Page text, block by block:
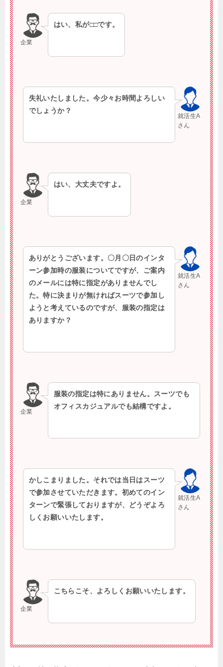
企業
はい、私が□□です。
就活生A
さん
失礼いたしました。今少々お時間よろしい
でしょうか？
企業
はい、大丈夫ですよ。
就活生A
さん
ありがとうございます。〇月〇日のインタ
ーン参加時の服装についてですが、ご案内
のメールには特に指定がありませんでし
た。特に決まりが無ければスーツで参加し
ようと考えているのですが、服装の指定は
ありますか？
企業
服装の指定は特にありません。スーツでも
オフィスカジュアルでも結構ですよ。
就活生A
さん
かしこまりました。それでは当日はスーツ
で参加させていただきます。初めてのイン
ターンで緊張しておりますが、どうぞよろ
しくお願いいたします。
企業
こちらこそ、よろしくお願いいたします。